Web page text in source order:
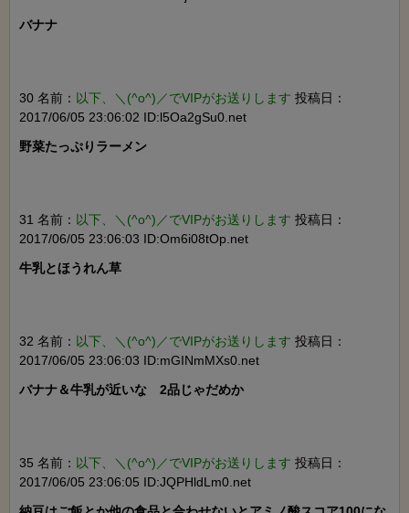
バナナ
30 名前： 以下、＼(^o^)／でVIPがお送りします 投稿日：
2017/06/05 23:06:02 ID:l5Oa2gSu0.net
野菜たっぷりラーメン
31 名前： 以下、＼(^o^)／でVIPがお送りします 投稿日：
2017/06/05 23:06:03 ID:Om6i08tOp.net
牛乳とほうれん草
32 名前： 以下、＼(^o^)／でVIPがお送りします 投稿日：
2017/06/05 23:06:03 ID:mGINmMXs0.net
バナナ＆牛乳が近いな　2品じゃだめか
35 名前： 以下、＼(^o^)／でVIPがお送りします 投稿日：
2017/06/05 23:06:05 ID:JQPHldLm0.net